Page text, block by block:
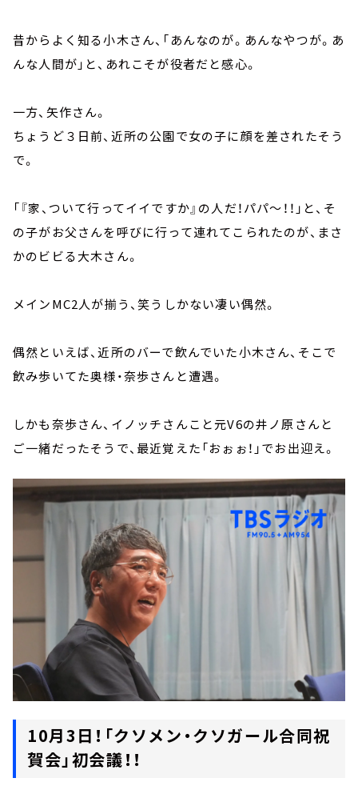
昔からよく知る小木さん、「あんなのが。あんなやつが。あ
んな人間が」と、あれこそが役者だと感心。
一方、矢作さん。
ちょうど３日前、近所の公園で女の子に顔を差されたそう
で。
「『家、ついて行ってイイですか』の人だ！パパ～！！」と、そ
の子がお父さんを呼びに行って連れてこられたのが、まさ
かのビビる大木さん。
メインMC2人が揃う、笑うしかない凄い偶然。
偶然といえば、近所のバーで飲んでいた小木さん、そこで
飲み歩いてた奥様・奈歩さんと遭遇。
しかも奈歩さん、イノッチさんこと元V6の井ノ原さんと
ご一緒だったそうで、最近覚えた「おぉぉ！」でお出迎え。
10月3日！「クソメン・クソガール合同祝
賀会」初会議！！